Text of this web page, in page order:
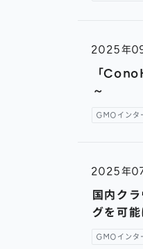
2025年
「
～
GMOインタ
2025年
国内ク
グを可能
GMOインタ